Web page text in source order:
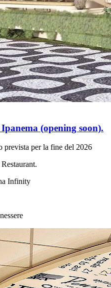
(opening soon).
prevista per la fine del 2026
Infinity